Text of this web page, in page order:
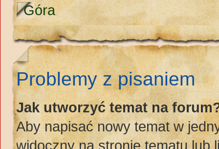
Góra
Problemy z pisaniem
Jak utworzyć temat na
Aby napisać nowy temat w
widoczny na stronie tematu lub